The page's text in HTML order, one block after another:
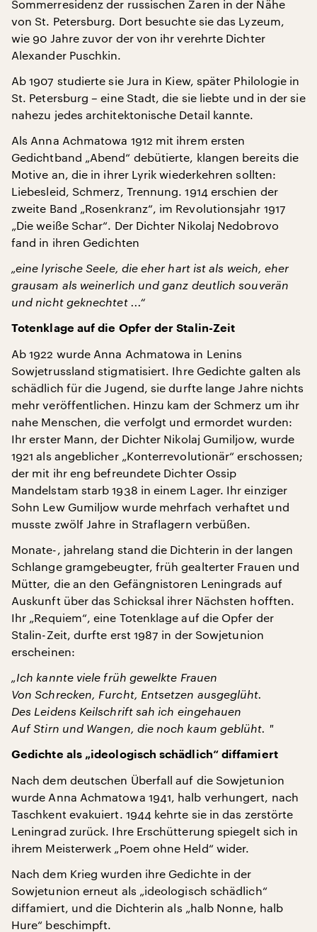
Sommerresidenz der russischen Zaren in der Nähe
von St. Petersburg. Dort besuchte sie das Lyzeum,
wie 90 Jahre zuvor der von ihr verehrte Dichter
Alexander Puschkin.
Ab 1907 studierte sie Jura in Kiew, später Philologie in
St. Petersburg – eine Stadt, die sie liebte und in der sie
nahezu jedes architektonische Detail kannte.
Als Anna Achmatowa 1912 mit ihrem ersten
Gedichtband „Abend“ debütierte, klangen bereits die
Motive an, die in ihrer Lyrik wiederkehren sollten:
Liebesleid, Schmerz, Trennung. 1914 erschien der
zweite Band „Rosenkranz“, im Revolutionsjahr 1917
„Die weiße Schar“. Der Dichter Nikolaj Nedobrovo
fand in ihren Gedichten
„eine lyrische Seele, die eher hart ist als weich, eher
grausam als weinerlich und ganz deutlich souverän
und nicht geknechtet ...“
Totenklage auf die Opfer der Stalin-Zeit
Ab 1922 wurde Anna Achmatowa in Lenins
Sowjetrussland stigmatisiert. Ihre Gedichte galten als
schädlich für die Jugend, sie durfte lange Jahre nichts
mehr veröffentlichen. Hinzu kam der Schmerz um ihr
nahe Menschen, die verfolgt und ermordet wurden:
Ihr erster Mann, der Dichter Nikolaj Gumiljow, wurde
1921 als angeblicher „Konterrevolutionär“ erschossen;
der mit ihr eng befreundete Dichter Ossip
Mandelstam starb 1938 in einem Lager. Ihr einziger
Sohn Lew Gumiljow wurde mehrfach verhaftet und
musste zwölf Jahre in Straflagern verbüßen.
Monate-, jahrelang stand die Dichterin in der langen
Schlange gramgebeugter, früh gealterter Frauen und
Mütter, die an den Gefängnistoren Leningrads auf
Auskunft über das Schicksal ihrer Nächsten hofften.
Ihr „Requiem“, eine Totenklage auf die Opfer der
Stalin-Zeit, durfte erst 1987 in der Sowjetunion
erscheinen:
„Ich kannte viele früh gewelkte Frauen
Von Schrecken, Furcht, Entsetzen ausgeglüht.
Des Leidens Keilschrift sah ich eingehauen
Auf Stirn und Wangen, die noch kaum geblüht. "
Gedichte als „ideologisch schädlich“ diffamiert
Nach dem deutschen Überfall auf die Sowjetunion
wurde Anna Achmatowa 1941, halb verhungert, nach
Taschkent evakuiert. 1944 kehrte sie in das zerstörte
Leningrad zurück. Ihre Erschütterung spiegelt sich in
ihrem Meisterwerk „Poem ohne Held“ wider.
Nach dem Krieg wurden ihre Gedichte in der
Sowjetunion erneut als „ideologisch schädlich“
diffamiert, und die Dichterin als „halb Nonne, halb
Hure“ beschimpft.